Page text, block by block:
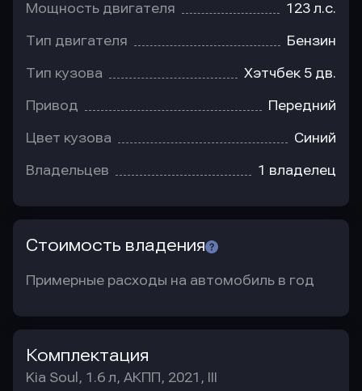
Мощность двигателя 123 л.с.
Тип двигателя Бензин
Тип кузова Хэтчбек 5 дв.
Привод Передний
Цвет кузова Синий
Владельцев 1 владелец
Стоимость владения
Примерные расходы на автомобиль в год
Комплектация
Kia Soul, 1.6 л, АКПП, 2021, III